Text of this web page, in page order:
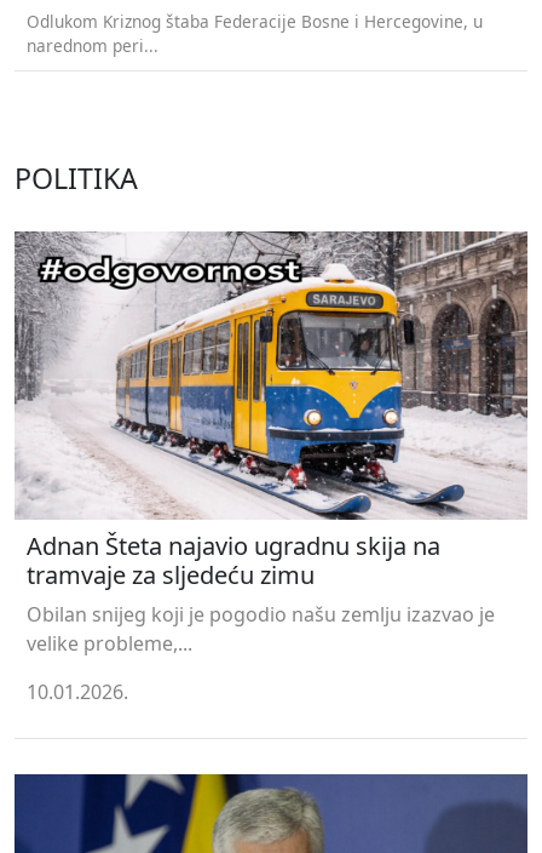
Odlukom Kriznog štaba Federacije Bosne i Hercegovine, u
narednom peri...
POLITIKA
Adnan Šteta najavio ugradnu skija na
tramvaje za sljedeću zimu
Obilan snijeg koji je pogodio našu zemlju izazvao je
velike probleme,...
10.01.2026.